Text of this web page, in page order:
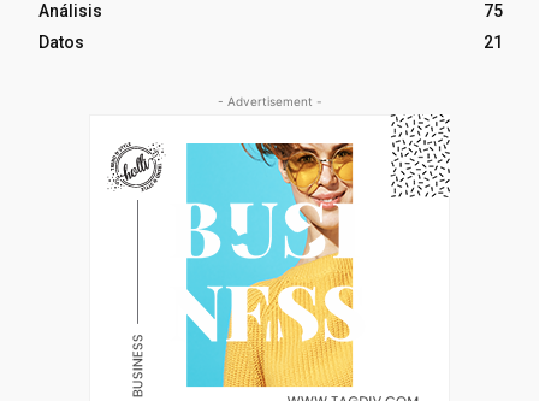
Análisis
75
Datos
21
- Advertisement -